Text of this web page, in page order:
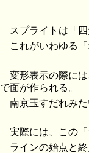
スプライトは「
これがいわゆる「
変形表示の際に
で面が作られる。
南京玉すだれみ
実際には、この
ラインの始点と